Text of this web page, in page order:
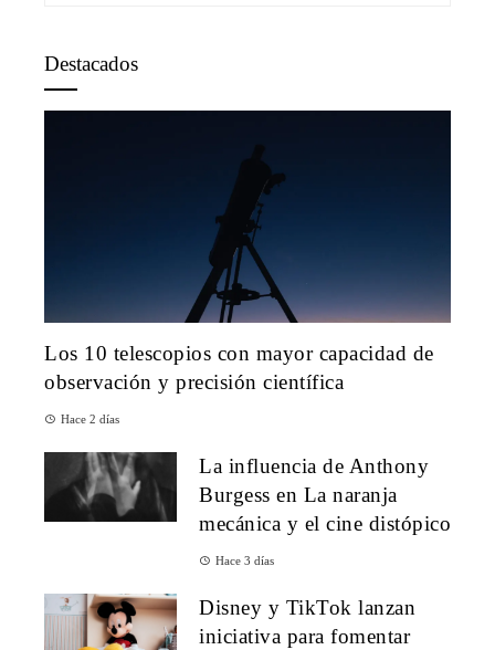
Destacados
Los 10 telescopios con mayor capacidad de
observación y precisión científica
Hace 2 días
La influencia de Anthony
Burgess en La naranja
mecánica y el cine distópico
Hace 3 días
Disney y TikTok lanzan
iniciativa para fomentar